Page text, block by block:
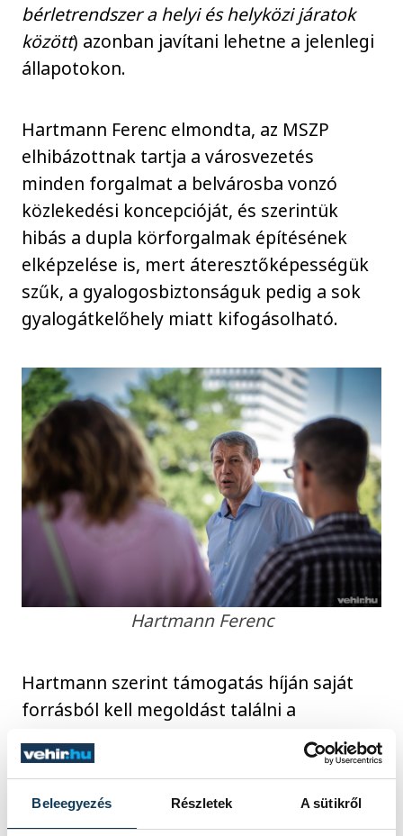
Beleegyezés Részletek A sütikről
bérletrendszer a helyi és helyközi járatok
között) azonban javítani lehetne a jelenlegi
állapotokon.
Hartmann Ferenc elmondta, az MSZP
elhibázottnak tartja a városvezetés
minden forgalmat a belvárosba vonzó
közlekedési koncepcióját, és szerintük
hibás a dupla körforgalmak építésének
elképzelése is, mert áteresztőképességük
szűk, a gyalogosbiztonságuk pedig a sok
gyalogátkelőhely miatt kifogásolható.
Hartmann Ferenc
Hartmann szerint támogatás híján saját
forrásból kell megoldást találni a
tömegközlekedés korszerűsítésre,
parkolók építésére a Cholnoky lakótelepen